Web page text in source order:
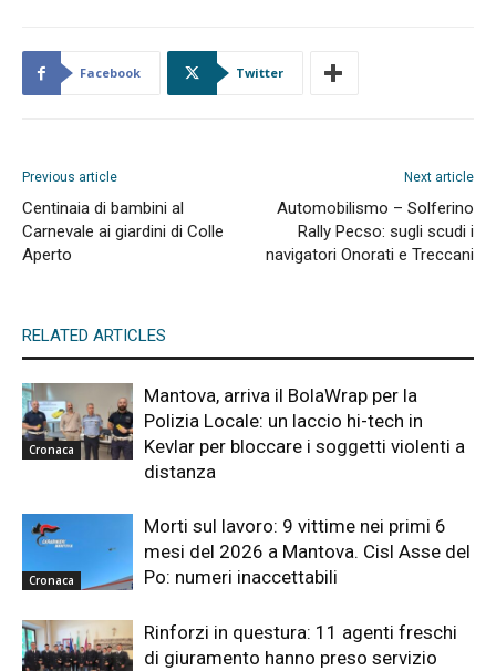
Facebook Twitter
Previous article
Centinaia di bambini al
Carnevale ai giardini di Colle
Aperto
Next article
Automobilismo – Solferino
Rally Pecso: sugli scudi i
navigatori Onorati e Treccani
RELATED ARTICLES
Cronaca
Mantova, arriva il BolaWrap per la
Polizia Locale: un laccio hi-tech in
Kevlar per bloccare i soggetti violenti a
distanza
Cronaca
Morti sul lavoro: 9 vittime nei primi 6
mesi del 2026 a Mantova. Cisl Asse del
Po: numeri inaccettabili
Rinforzi in questura: 11 agenti freschi
di giuramento hanno preso servizio